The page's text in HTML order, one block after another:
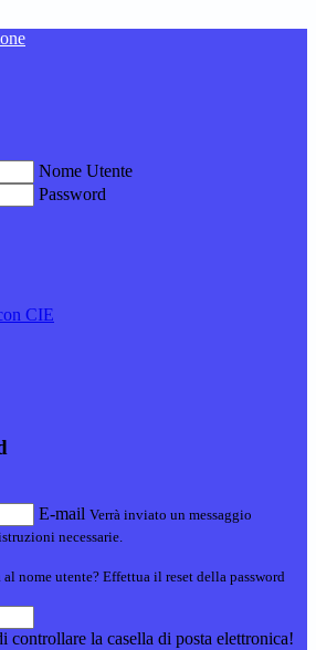
Nome Utente
Password
CIE
E-mail Verrà inviato un messaggio
necessarie.
nome utente? Effettua il reset della password
controllare la casella di posta elettronica!